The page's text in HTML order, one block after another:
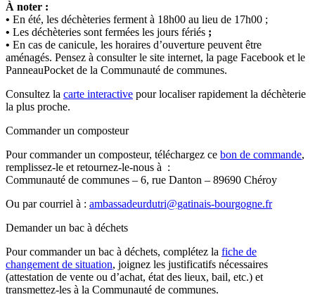
À noter :
• En été, les déchèteries ferment à 18h00 au lieu de 17h00 ;
• Les déchèteries sont fermées les jours fériés ;
• En cas de canicule, les horaires d’ouverture peuvent être
aménagés. Pensez à consulter le site internet, la page Facebook et le
PanneauPocket de la Communauté de communes.
Consultez la carte interactive pour localiser rapidement la déchèterie
la plus proche.
Commander un composteur
Pour commander un composteur, téléchargez ce bon de commande,
remplissez-le et retournez-le-nous à :
Communauté de communes – 6, rue Danton – 89690 Chéroy
Ou par courriel à : ambassadeurdutri@gatinais-bourgogne.fr
Demander un bac à déchets
Pour commander un bac à déchets, complétez la fiche de
changement de situation, joignez les justificatifs nécessaires
(attestation de vente ou d’achat, état des lieux, bail, etc.) et
transmettez-les à la Communauté de communes.